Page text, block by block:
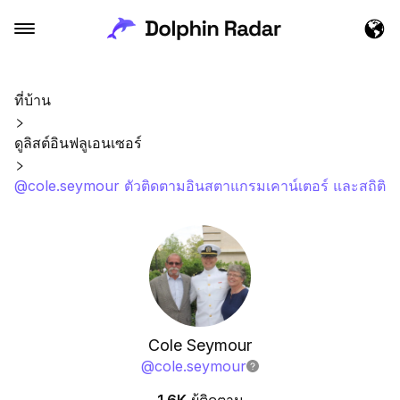
ที่บ้าน
ดูลิสต์อินฟลูเอนเซอร์
@cole.seymour ตัวติดตามอินสตาแกรมเคาน์เตอร์ และสถิติ
Cole Seymour
@cole.seymour